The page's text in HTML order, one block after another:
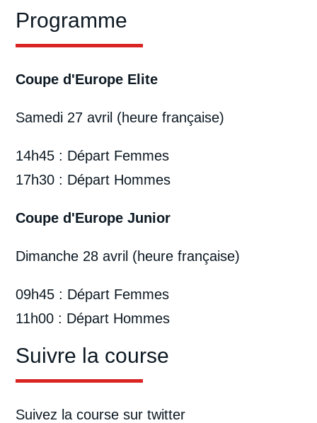
Programme
Coupe d'Europe Elite
Samedi 27 avril (heure française)
14h45 : Départ Femmes
17h30 : Départ Hommes
Coupe d'Europe Junior
Dimanche 28 avril (heure française)
09h45 : Départ Femmes
11h00 : Départ Hommes
Suivre la course
Suivez la course surtwitter